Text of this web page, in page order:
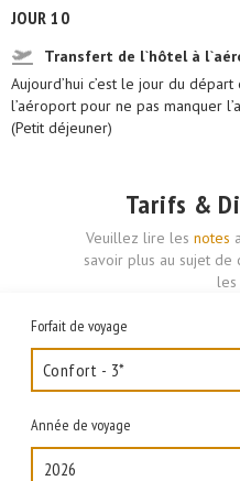
JOUR 10
Transfert de l`hôtel à
Aujourd’hui c’est le jour du
l’aéroport pour ne pas manquer
(Petit déjeuner)
Tarifs &
Veuillez lire les notes
savoir plus au sujet de
les
Forfait de voyage
Année de voyage
2026